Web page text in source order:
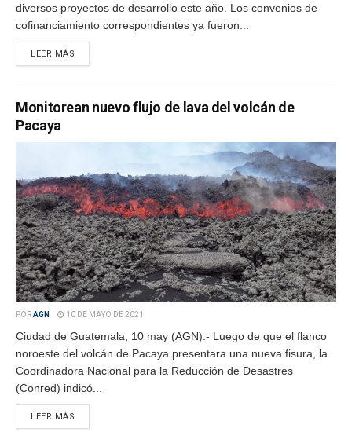
diversos proyectos de desarrollo este año. Los convenios de
cofinanciamiento correspondientes ya fueron...
LEER MÁS
Monitorean nuevo flujo de lava del volcán de
Pacaya
PORAGN 10 DE MAYO DE 2021
Ciudad de Guatemala, 10 may (AGN).- Luego de que el flanco
noroeste del volcán de Pacaya presentara una nueva fisura, la
Coordinadora Nacional para la Reducción de Desastres
(Conred) indicó...
LEER MÁS